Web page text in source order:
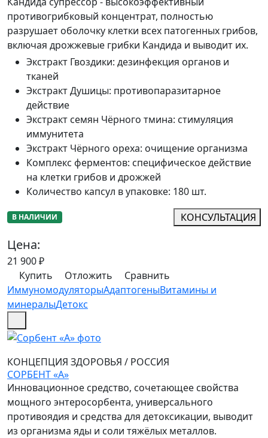
противогрибковый концентрат, полностью
разрушает оболочку клетки всех патогенных грибов,
включая дрожжевые грибки Кандида и выводит их.
Экстракт Гвоздики: дезинфекция органов и
тканей
Экстракт Душицы: противопаразитарное
действие
Экстракт семян Чёрного тмина: стимуляция
иммунитета
Экстракт Чёрного ореха: очищение организма
Комплекс ферментов: специфическое действие
на клетки грибов и дрожжей
Количество капсул в упаковке: 180 шт.
В НАЛИЧИИ КОНСУЛЬТАЦИЯ
Цена:
21 900₽
Купить
Отложить
Сравнить
ИммуномодуляторыАдаптогеныВитамины и
минералыДетокс
КОНЦЕПЦИЯ ЗДОРОВЬЯ / РОССИЯ
СОРБЕНТ «А»
Инновационное средство, сочетающее свойства
мощного энтеросорбента, универсального
противоядия и средства для детоксикации, выводит
из организма яды и соли тяжёлых металлов.